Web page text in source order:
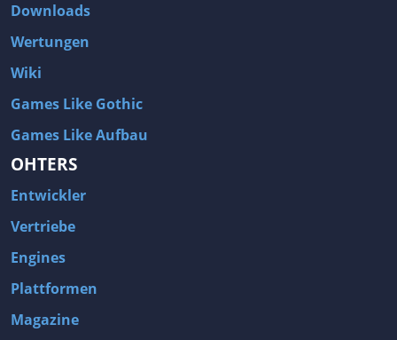
Downloads
Wertungen
Wiki
Games Like Gothic
Games Like Aufbau
OHTERS
Entwickler
Vertriebe
Engines
Plattformen
Magazine